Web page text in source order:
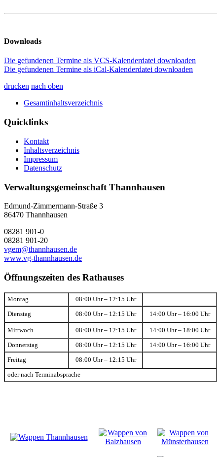
Downloads
Die gefundenen Termine als VCS-Kalenderdatei downloaden
Die gefundenen Termine als iCal-Kalenderdatei downloaden
drucken nach oben
Gesamtinhaltsverzeichnis
Quicklinks
Kontakt
Inhaltsverzeichnis
Impressum
Datenschutz
Verwaltungsgemeinschaft Thannhausen
Edmund-Zimmermann-Straße 3
86470 Thannhausen
08281 901-0
08281 901-20
vgem@thannhausen.de
www.vg-thannhausen.de
Öffnungszeiten des Rathauses
Montag 08:00 Uhr – 12:15 Uhr
Dienstag 08:00 Uhr – 12:15 Uhr 14:00 Uhr – 16:00 Uhr
Mittwoch 08:00 Uhr – 12:15 Uhr 14:00 Uhr – 18:00 Uhr
Donnerstag 08:00 Uhr – 12:15 Uhr 14:00 Uhr – 16:00 Uhr
Freitag 08:00 Uhr – 12:15 Uhr
oder nach Terminabsprache